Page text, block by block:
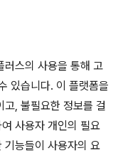
스의 사용을 통해 고
있습니다. 이 플랫폼을
, 불필요한 정보를 걸
사용자 개인의 필요
기능들이 사용자의 요